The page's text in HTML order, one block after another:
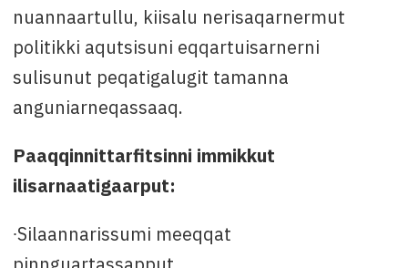
nuannaartullu, kiisalu nerisaqarnermut
politikki aqutsisuni eqqartuisarnerni
sulisunut peqatigalugit tamanna
anguniarneqassaaq.
Paaqqinnittarfitsinni immikkut
ilisarnaatigaarput:
∙Silaannarissumi meeqqat